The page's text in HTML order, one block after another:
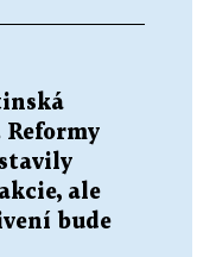
Reformy
ale
bude